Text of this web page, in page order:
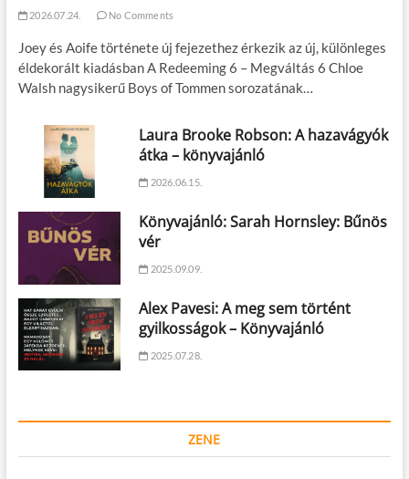
2026.07.24. No Comments
Joey és Aoife története új fejezethez érkezik az új, különleges
éldekorált kiadásban A Redeeming 6 – Megváltás 6 Chloe
Walsh nagysikerű Boys of Tommen sorozatának…
Laura Brooke Robson: A hazavágyók
átka – könyvajánló
2026.06.15.
Könyvajánló: Sarah Hornsley: Bűnös
vér
2025.09.09.
Alex Pavesi: A meg sem történt
gyilkosságok – Könyvajánló
2025.07.28.
ZENE